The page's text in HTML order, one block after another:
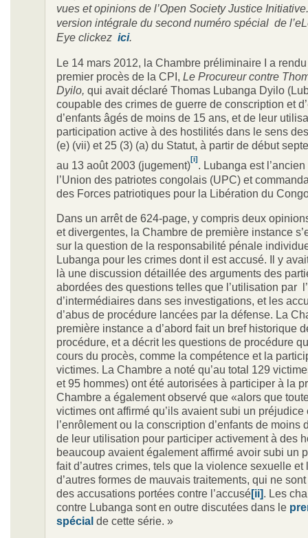
vues et opinions de l’Open Society Justice
version intégrale du second numéro spécial de
Eye clickez ici.
Le 14 mars 2012, la Chambre préliminaire I a
premier procès de la CPI, Le Procureur contre
Dyilo, qui avait déclaré Thomas Lubanga Dyilo
coupable des crimes de guerre de conscription et
d’enfants âgés de moins de 15 ans, et de leur
participation active à des hostilités dans le sens
(e) (vii) et 25 (3) (a) du Statut, à partir de début
au 13 août 2003 (jugement)[i]
. Lubanga est
l’Union des patriotes congolais (UPC) et
des Forces patriotiques pour la Libération du
Dans un arrêt de 624-page, y compris deux
et divergentes, la Chambre de première instance
sur la question de la responsabilité pénale
Lubanga pour les crimes dont il est accusé. Il y
là une discussion détaillée des arguments des
abordées des questions telles que l’utilisation par
d’intermédiaires dans ses investigations, et les
d’abus de procédure lancées par la défense. La
première instance a d’abord fait un bref historique
procédure, et a décrit les questions de procédure
cours du procès, comme la compétence et la
victimes. La Chambre a noté qu’au total 129
et 95 hommes) ont été autorisées à participer à la
Chambre a également observé que «alors que
victimes ont affirmé qu’ils avaient subi un préjudice
l’enrôlement ou la conscription d’enfants de moins
de leur utilisation pour participer activement à des
beaucoup avaient également affirmé avoir subi un
fait d’autres crimes, tels que la violence sexuelle et
d’autres formes de mauvais traitements, qui ne sont
des accusations portées contre l’accusé[ii] . Les
contre Lubanga sont en outre discutées dans le
spécial de cette série. »